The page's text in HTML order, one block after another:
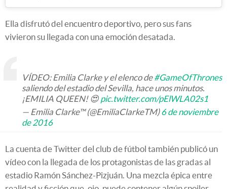
Ella disfrutó del encuentro deportivo, pero sus fans
vivieron su llegada con una emoción desatada.
VÍDEO: Emilia Clarke y el elenco de#GameOfThrones
saliendo del estadio del Sevilla, hace unos minutos.
¡EMILIA QUEEN! 😍 pic.twitter.com/pElWLA02s1
— Emilia Clarke™ (@EmiliaClarkeTM)6 de noviembre
de 2016
La cuenta de Twitter del club de fútbol también publicó un
vídeo con la llegada de los protagonistas de las gradas al
estadio Ramón Sánchez-Pizjuán. Una mezcla épica entre